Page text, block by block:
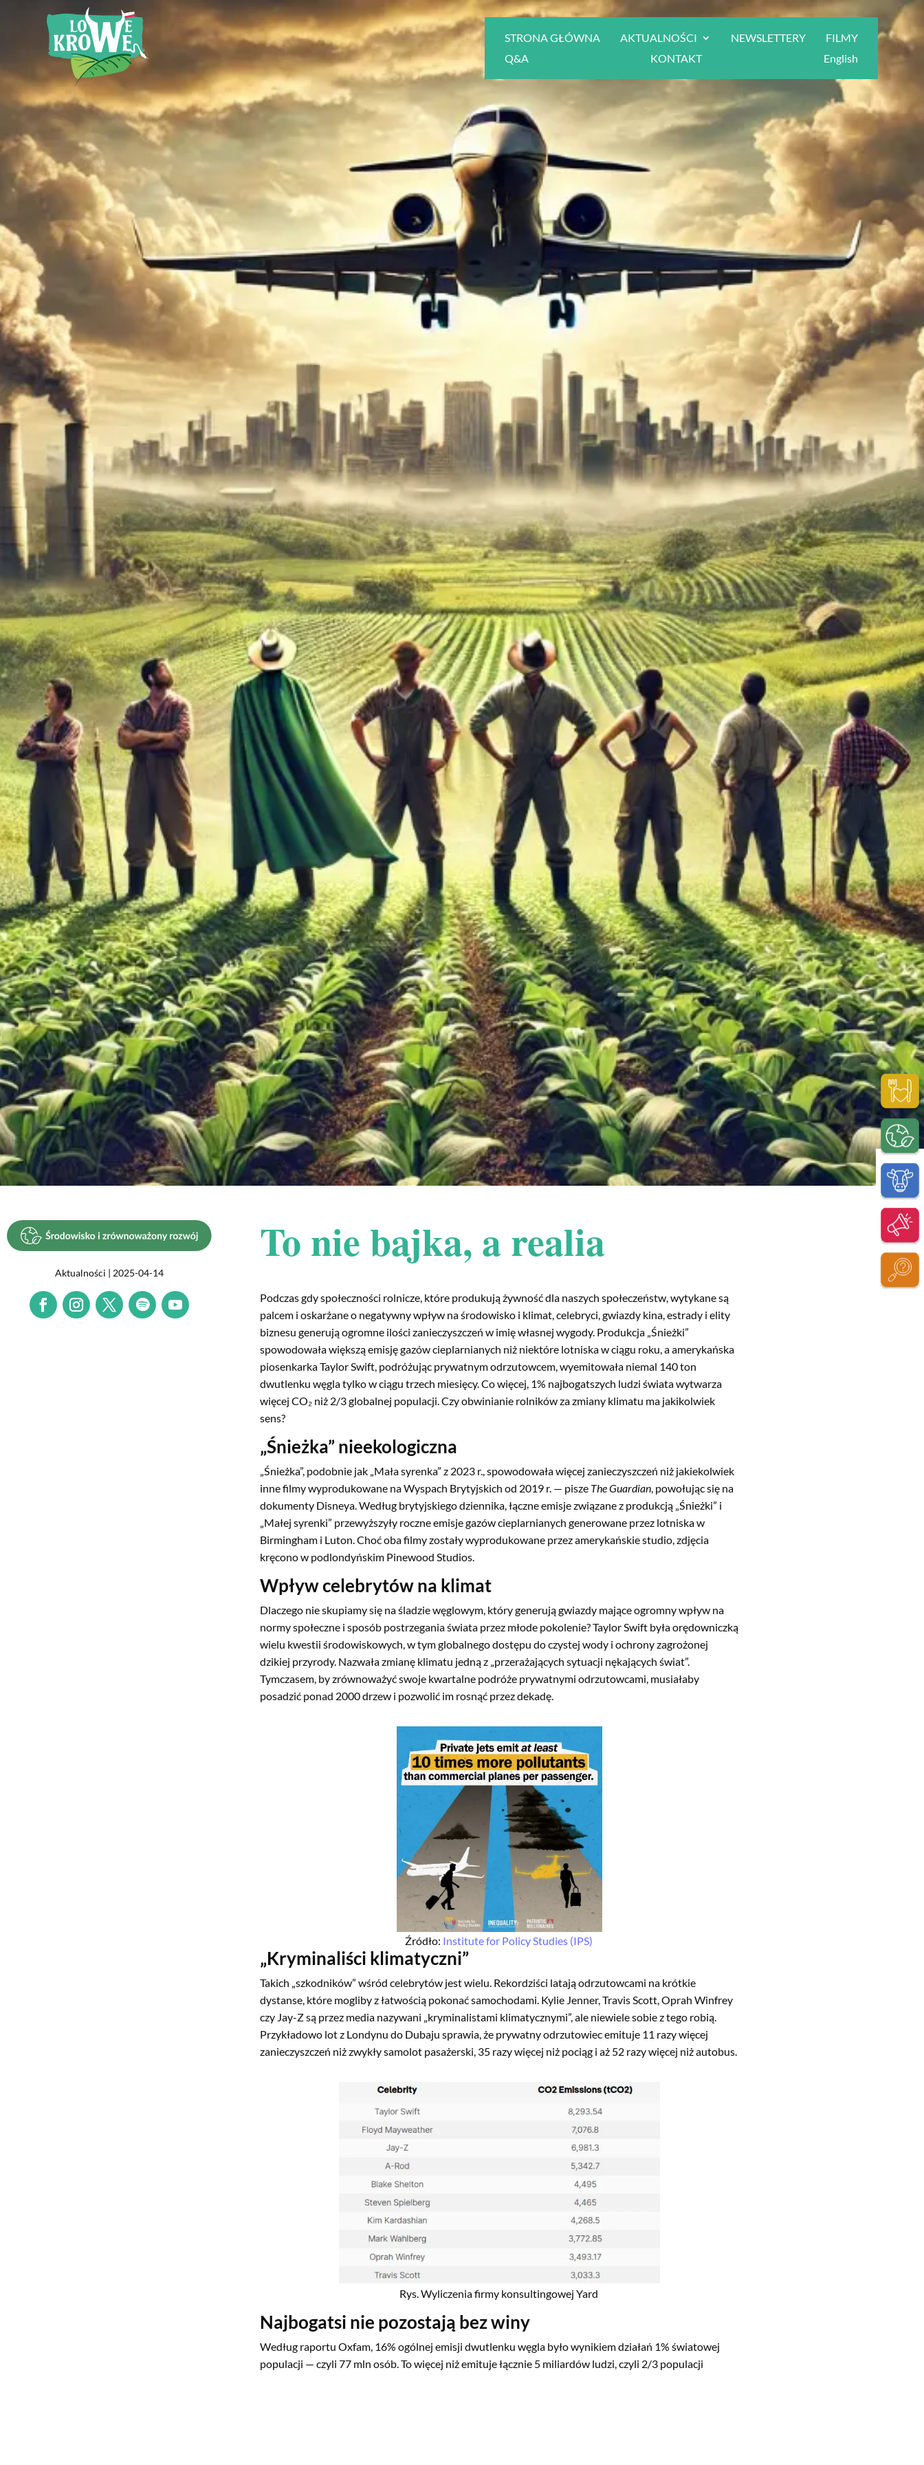
STRONA GŁÓWNA AKTUALNOŚCI NEWSLETTERY
FILMY
Q&A
KONTAKT English
Aktualności | 2025-04-14
To nie bajka, a realia
Podczas gdy społeczności rolnicze, które produkują żywność dla naszych społeczeństw, wytykane są
palcem i oskarżane o negatywny wpływ na środowisko i klimat, celebryci, gwiazdy kina, estrady i elity
biznesu generują ogromne ilości zanieczyszczeń w imię własnej wygody. Produkcja „Śnieżki”
spowodowała większą emisję gazów cieplarnianych niż niektóre lotniska w ciągu roku, a amerykańska
piosenkarka Taylor Swift, podróżując prywatnym odrzutowcem, wyemitowała niemal 140 ton
dwutlenku węgla tylko w ciągu trzech miesięcy. Co więcej, 1% najbogatszych ludzi świata wytwarza
więcej CO₂ niż 2/3 globalnej populacji. Czy obwinianie rolników za zmiany klimatu ma jakikolwiek
sens?
„Śnieżka” nieekologiczna
„Śnieżka”, podobnie jak „Mała syrenka” z 2023 r., spowodowała więcej zanieczyszczeń niż jakiekolwiek
inne filmy wyprodukowane na Wyspach Brytyjskich od 2019 r. — pisze The Guardian, powołując się na
dokumenty Disneya. Według brytyjskiego dziennika, łączne emisje związane z produkcją „Śnieżki” i
„Małej syrenki” przewyższyły roczne emisje gazów cieplarnianych generowane przez lotniska w
Birmingham i Luton. Choć oba filmy zostały wyprodukowane przez amerykańskie studio, zdjęcia
kręcono w podlondyńskim Pinewood Studios.
Wpływ celebrytów na klimat
Dlaczego nie skupiamy się na śladzie węglowym, który generują gwiazdy mające ogromny wpływ na
normy społeczne i sposób postrzegania świata przez młode pokolenie? Taylor Swift była orędowniczką
wielu kwestii środowiskowych, w tym globalnego dostępu do czystej wody i ochrony zagrożonej
dzikiej przyrody. Nazwała zmianę klimatu jedną z „przerażających sytuacji nękających świat”.
Tymczasem, by zrównoważyć swoje kwartalne podróże prywatnymi odrzutowcami, musiałaby
posadzić ponad 2000 drzew i pozwolić im rosnąć przez dekadę.
Źródło: Institute for Policy Studies (IPS)
„Kryminaliści klimatyczni”
Takich „szkodników” wśród celebrytów jest wielu. Rekordziści latają odrzutowcami na krótkie
dystanse, które mogliby z łatwością pokonać samochodami. Kylie Jenner, Travis Scott, Oprah Winfrey
czy Jay-Z są przez media nazywani „kryminalistami klimatycznymi”, ale niewiele sobie z tego robią.
Przykładowo lot z Londynu do Dubaju sprawia, że prywatny odrzutowiec emituje 11 razy więcej
zanieczyszczeń niż zwykły samolot pasażerski, 35 razy więcej niż pociąg i aż 52 razy więcej niż autobus.
Rys. Wyliczenia firmy konsultingowej Yard
Najbogatsi nie pozostają bez winy
Według raportu Oxfam, 16% ogólnej emisji dwutlenku węgla było wynikiem działań 1% światowej
populacji — czyli 77 mln osób. To więcej niż emituje łącznie 5 miliardów ludzi, czyli 2/3 populacji